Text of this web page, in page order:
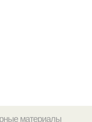
материалы